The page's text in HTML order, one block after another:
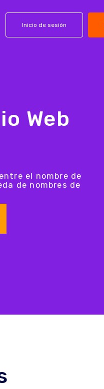
Inicio de sesión
Web
el nombre de
de nombres de